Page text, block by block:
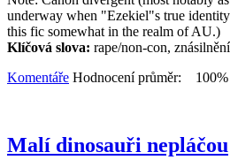
underway when "Ezekiel"s true
this fic somewhat in the realm of AU.)
Klíčová slova: rape/non-con,
Komentáře Hodnocení průměr:
Malí dinosauři nepláčou